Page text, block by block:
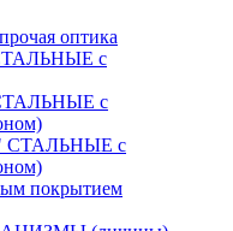
оптика
с
с
СТАЛЬНЫЕ с
покрытием